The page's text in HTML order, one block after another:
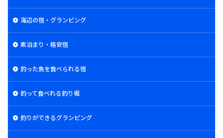
海辺の宿・グランピング
素泊まり・格安宿
釣った魚を食べられる宿
釣って食べれる釣り堀
釣りができるグランピング